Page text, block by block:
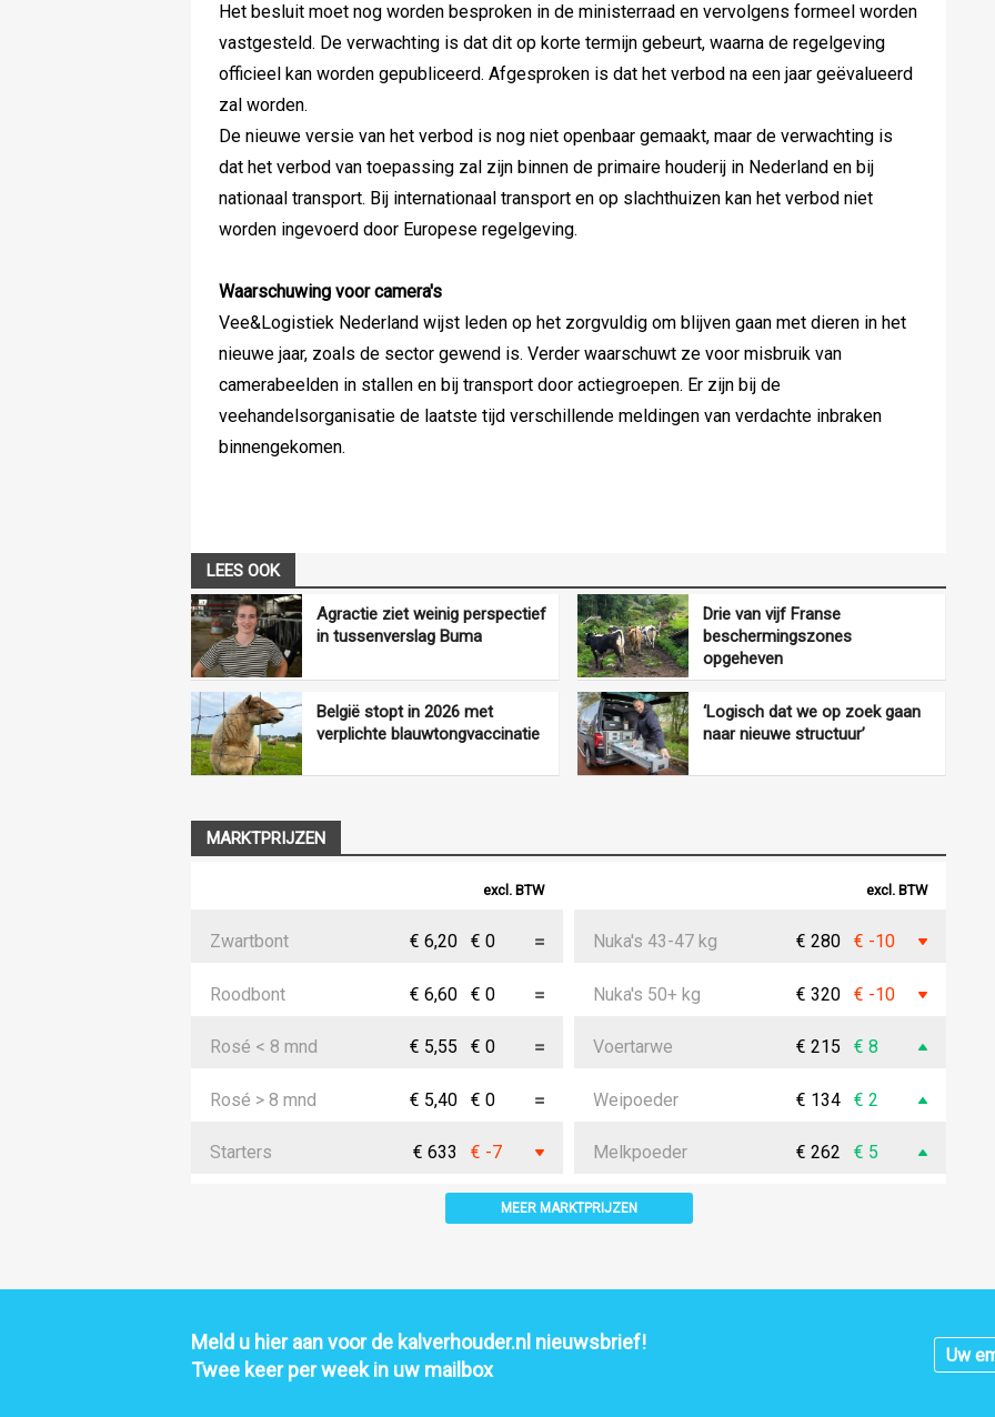
Het besluit moet nog worden besproken in de ministerraad en vervolgens formeel worden
vastgesteld. De verwachting is dat dit op korte termijn gebeurt, waarna de regelgeving
officieel kan worden gepubliceerd. Afgesproken is dat het verbod na een jaar geëvalueerd
zal worden.
De nieuwe versie van het verbod is nog niet openbaar gemaakt, maar de verwachting is
dat het verbod van toepassing zal zijn binnen de primaire houderij in Nederland en bij
nationaal transport. Bij internationaal transport en op slachthuizen kan het verbod niet
worden ingevoerd door Europese regelgeving.
Waarschuwing voor camera's
Vee&Logistiek Nederland wijst leden op het zorgvuldig om blijven gaan met dieren in het
nieuwe jaar, zoals de sector gewend is. Verder waarschuwt ze voor misbruik van
camerabeelden in stallen en bij transport door actiegroepen. Er zijn bij de
veehandelsorganisatie de laatste tijd verschillende meldingen van verdachte inbraken
binnengekomen.
LEES OOK
Agractie ziet weinig perspectief
in tussenverslag Buma
Drie van vijf Franse
beschermingszones
opgeheven
België stopt in 2026 met
verplichte blauwtongvaccinatie
‘Logisch dat we op zoek gaan
naar nieuwe structuur’
MARKTPRIJZEN
excl. BTW
Zwartbont € 6,20 € 0
Roodbont € 6,60 € 0
Rosé < 8 mnd € 5,55 € 0
Rosé > 8 mnd € 5,40 € 0
Starters € 633 € -7
excl. BTW
Nuka's 43-47 kg € 280 € -10
Nuka's 50+ kg € 320 € -10
Voertarwe € 215 € 8
Weipoeder € 134 € 2
Melkpoeder € 262 € 5
MEER MARKTPRIJZEN
Meld u hier aan voor de kalverhouder.nl nieuwsbrief!
Twee keer per week in uw mailbox